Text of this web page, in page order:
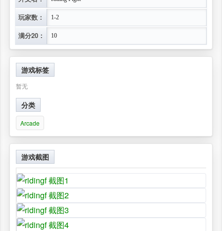
玩家数： 1-2
满分20： 10
游戏标签
暂无
分类
Arcade
游戏截图